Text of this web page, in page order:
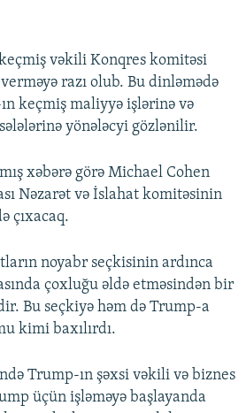
vəkili Konqres komitəsi
verməyə razı olub. Bu dinləmədə
keçmiş maliyyə işlərinə və
yönələcyi gözlənilir.
xəbərə görə Michael Cohen
Nəzarət və İslahat komitəsinin
çıxacaq.
noyabr seçkisinin ardınca
çoxluğu əldə etməsindən bir
Bu seçkiyə həm də Trump-a
kimi baxılırdı.
Trump-ın şəxsi vəkili və biznes
üçün işləməyə başlayanda